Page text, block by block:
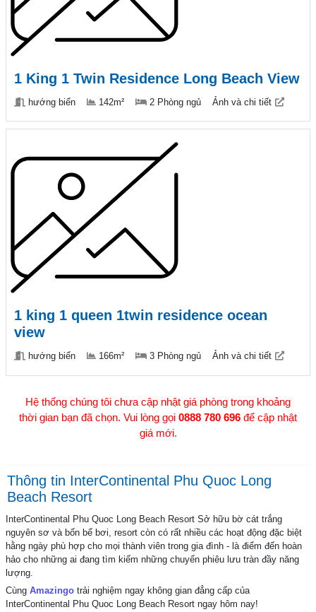
1 King 1 Twin Residence Long Beach View
hướng biển 142m² 2 Phòng ngủ Ảnh và chi tiết
1 king 1 queen 1twin residence ocean
view
hướng biển 166m² 3 Phòng ngủ Ảnh và chi tiết
Hệ thống chúng tôi chưa cập nhật giá phòng trong khoảng
thời gian bạn đã chọn. Vui lòng gọi 0888 780 696 để cập nhật
giá mới.
Thông tin InterContinental Phu Quoc Long
Beach Resort
InterContinental Phu Quoc Long Beach Resort Sở hữu bờ cát trắng
nguyên sơ và bốn bể bơi, resort còn có rất nhiều các hoạt động đặc biệt
hằng ngày phù hợp cho mọi thành viên trong gia đình - là điểm đến hoàn
hảo cho những ai đang tìm kiếm những chuyến phiêu lưu tràn đầy năng
lượng.
Cùng Amazingo trải nghiệm ngay không gian đẳng cấp của
InterContinental Phu Quoc Long Beach Resort ngay hôm nay!